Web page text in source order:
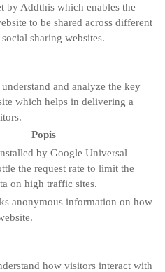
by Addthis which enables the
to be shared across different
sharing websites.
and analyze the key
which helps in delivering a
Popis
by Google Universal
the request rate to limit the
on high traffic sites.
anonymous information on how
how visitors interact with